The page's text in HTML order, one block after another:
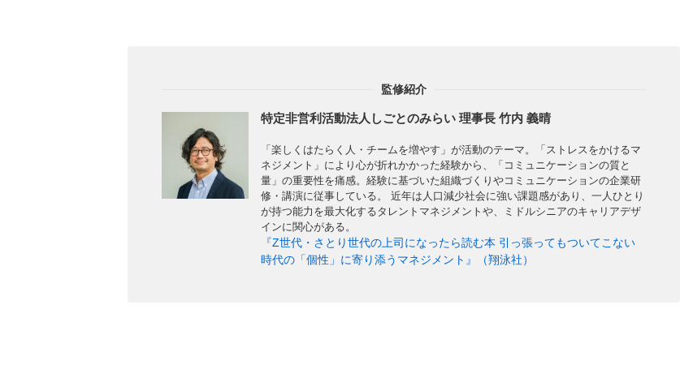
監修紹介
特定非営利活動法人しごとのみらい 理事長 竹内 義晴
「楽しくはたらく人・チームを増やす」が活動のテーマ。「ストレスをかけるマ
ネジメント」により心が折れかかった経験から、「コミュニケーションの質と
量」の重要性を痛感。経験に基づいた組織づくりやコミュニケーションの企業研
修・講演に従事している。 近年は人口減少社会に強い課題感があり、一人ひとり
が持つ能力を最大化するタレントマネジメントや、ミドルシニアのキャリアデザ
インに関心がある。
『Z世代・さとり世代の上司になったら読む本 引っ張ってもついてこない
時代の「個性」に寄り添うマネジメント』（翔泳社）